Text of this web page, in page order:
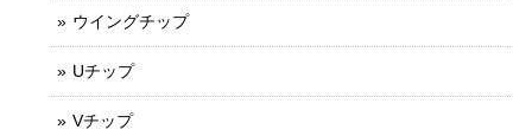
ウイングチップ
Uチップ
Vチップ